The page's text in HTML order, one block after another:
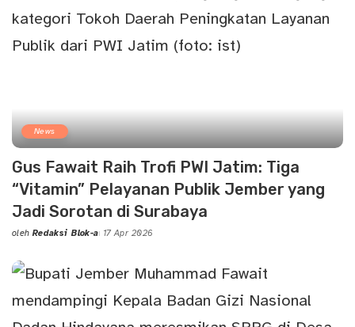
News
Gus Fawait Raih Trofi PWI Jatim: Tiga
“Vitamin” Pelayanan Publik Jember yang
Jadi Sorotan di Surabaya
Posted
oleh Redaksi Blok-a 17 Apr 2026